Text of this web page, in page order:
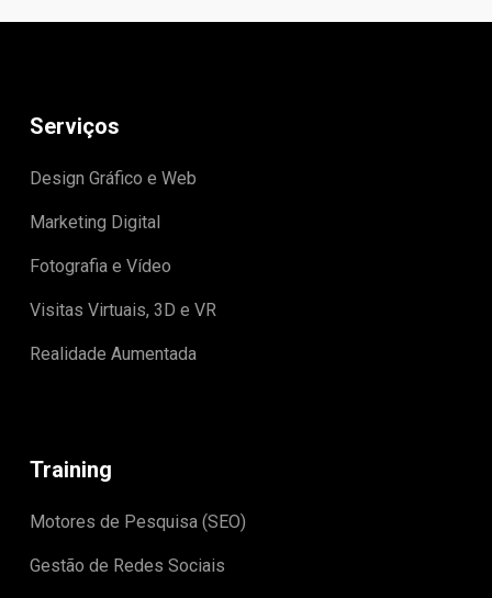
Serviços
Design Gráfico e Web
Marketing Digital
Fotografia e Vídeo
Visitas Virtuais, 3D e VR
Realidade Aumentada
Training
Motores de Pesquisa (SEO)
Gestão de Redes Sociais